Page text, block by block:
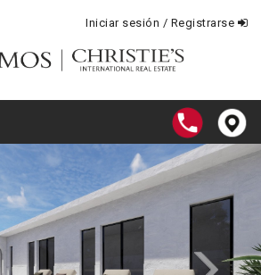
Iniciar sesión / Registrarse